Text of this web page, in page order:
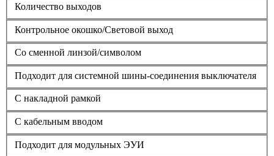
Количество выходов
Контрольное окошко/Световой выход
Со сменной линзой/символом
Подходит для системной шины-соединения выключателя
С накладной рамкой
С кабельным вводом
Подходит для модульных ЭУИ